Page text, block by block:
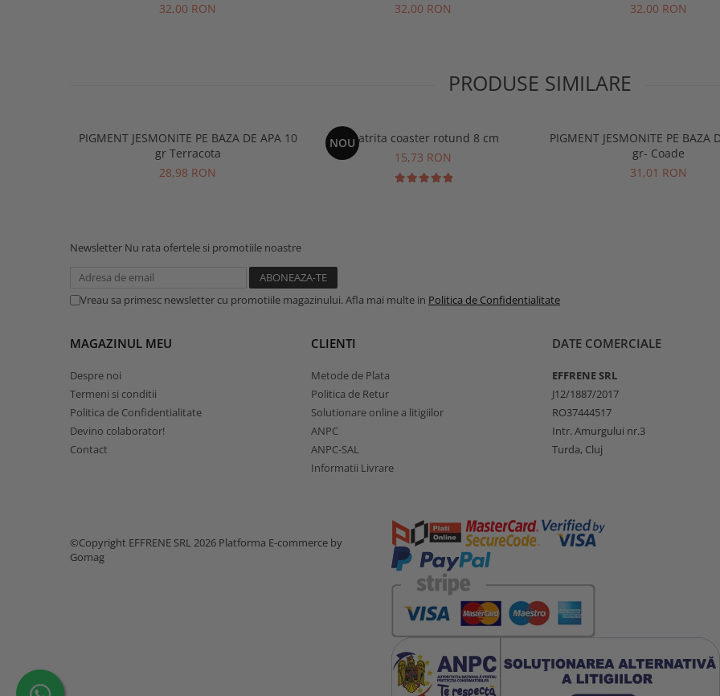
32,00 RON
32,00 RON
32,00 RON
PRODUSE SIMILARE
PIGMENT JESMONITE PE BAZA DE APA 10
gr Terracota
28,98 RON
NOUMatrita coaster rotund 8 cm
15,73 RON
PIGMENT JESMONITE PE BAZA
gr- Coade
31,01 RON
Newsletter Nu rata ofertele si promotiile noastre
Vreau sa primesc newsletter cu promotiile magazinului. Afla mai multe in Politica de Confidentialitate
MAGAZINUL MEU
Despre noi
Termeni si conditii
Politica de Confidentialitate
Devino colaborator!
Contact
CLIENTI
Metode de Plata
Politica de Retur
Solutionare online a litigiilor
ANPC
ANPC-SAL
Informatii Livrare
DATE COMERCIALE
EFFRENE SRL
J12/1887/2017
RO37444517
Intr. Amurgului nr.3
Turda, Cluj
©Copyright EFFRENE SRL 2026 Platforma E-commerce by
Gomag